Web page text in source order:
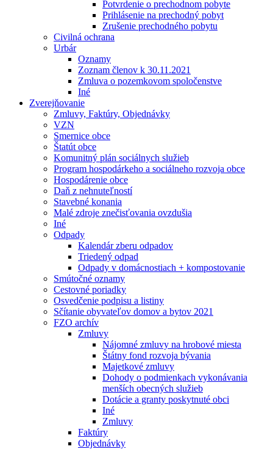
Potvrdenie o prechodnom pobyte
Prihlásenie na prechodný pobyt
Zrušenie prechodného pobytu
Civilná ochrana
Urbár
Oznamy
Zoznam členov k 30.11.2021
Zmluva o pozemkovom spoločenstve
Iné
Zverejňovanie
Zmluvy, Faktúry, Objednávky
VZN
Smernice obce
Štatút obce
Komunitný plán sociálnych služieb
Program hospodárkeho a sociálneho rozvoja obce
Hospodárenie obce
Daň z nehnuteľností
Stavebné konania
Malé zdroje znečisťovania ovzdušia
Iné
Odpady
Kalendár zberu odpadov
Triedený odpad
Odpady v domácnostiach + kompostovanie
Smútočné oznamy
Cestovné poriadky
Osvedčenie podpisu a listiny
Sčítanie obyvateľov domov a bytov 2021
FZO archív
Zmluvy
Nájomné zmluvy na hrobové miesta
Štátny fond rozvoja bývania
Majetkové zmluvy
Dohody o podmienkach vykonávania
menších obecných služieb
Dotácie a granty poskytnuté obci
Iné
Zmluvy
Faktúry
Objednávky